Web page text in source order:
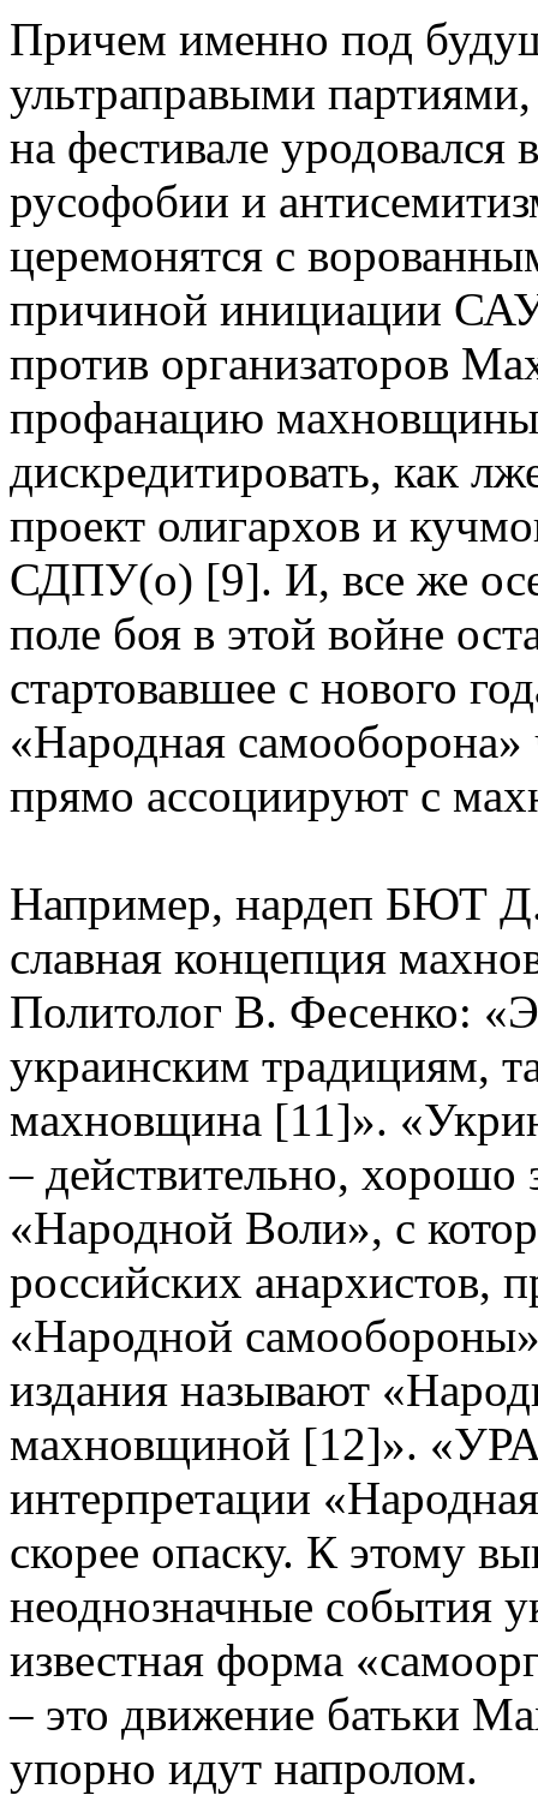
Причем именно под
ультраправыми
на фестивале уродовался
русофобии и
церемонятся с
причиной инициации
против организаторов
профанацию
дискредитировать, как
проект олигархов и
СДПУ(о) [9]. И, все же
поле боя в этой войне
стартовавшее с нового
«Народная
прямо ассоциируют с
Например, нардеп БЮТ
славная концепция
Политолог В. Фесенко:
украинским традициям,
махновщина [11]».
– действительно, хорошо
«Народной Воли», с
российских анархистов,
«Народной
издания называют
махновщиной [12]».
интерпретации
скорее опаску. К этому
неоднозначные события
известная форма
– это движение батьки
упорно идут напролом.